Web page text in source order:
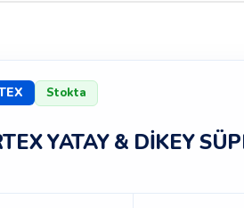
Stokta
YATAY & DIKEY